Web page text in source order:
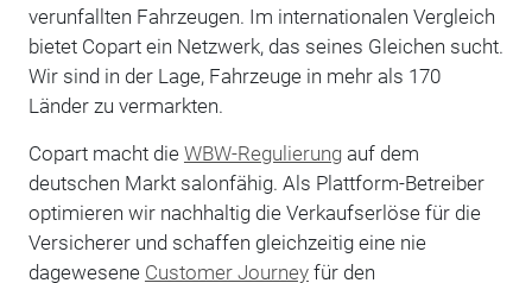
verunfallten Fahrzeugen. Im internationalen Vergleich
bietet Copart ein Netzwerk, das seines Gleichen sucht.
Wir sind in der Lage, Fahrzeuge in mehr als 170
Länder zu vermarkten.
Copart macht die WBW-Regulierungauf dem
deutschen Markt salonfähig. Als Plattform-Betreiber
optimieren wir nachhaltig die Verkaufserlöse für die
Versicherer und schaffen gleichzeitig eine nie
dagewesene Customer Journeyfür den